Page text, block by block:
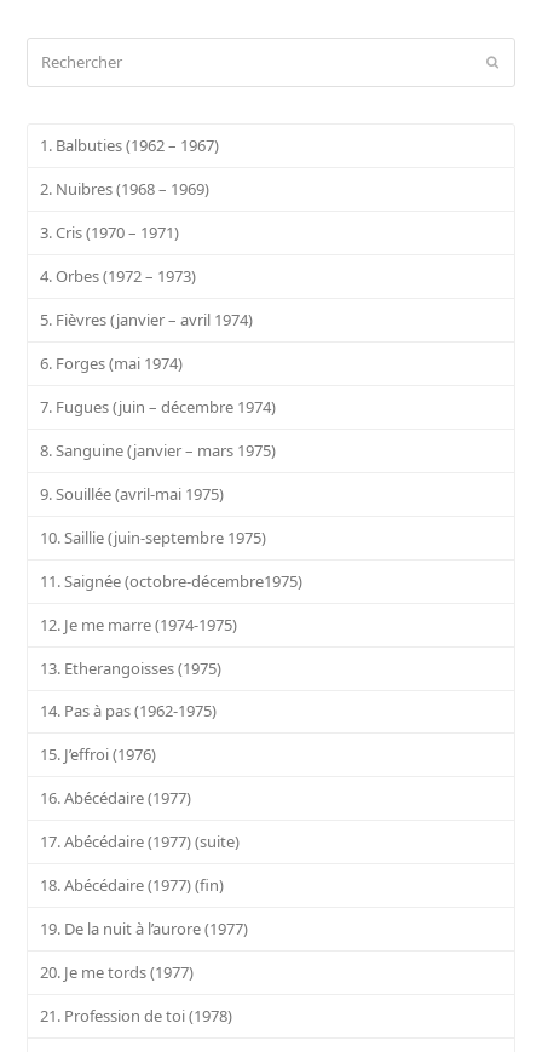
1. Balbuties (1962 – 1967)
2. Nuibres (1968 – 1969)
3. Cris (1970 – 1971)
4. Orbes (1972 – 1973)
5. Fièvres (janvier – avril 1974)
6. Forges (mai 1974)
7. Fugues (juin – décembre 1974)
8. Sanguine (janvier – mars 1975)
9. Souillée (avril-mai 1975)
10. Saillie (juin-septembre 1975)
11. Saignée (octobre-décembre1975)
12. Je me marre (1974-1975)
13. Etherangoisses (1975)
14. Pas à pas (1962-1975)
15. J’effroi (1976)
16. Abécédaire (1977)
17. Abécédaire (1977) (suite)
18. Abécédaire (1977) (fin)
19. De la nuit à l’aurore (1977)
20. Je me tords (1977)
21. Profession de toi (1978)